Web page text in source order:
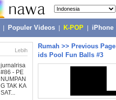
Populer Videos K-POP iPhone
Lebih
jurnalrisa
#86 - PE
NUMPAN
G TAK KA
SAT...
Rumah >> Previous Page
ids Pool Fun Balls #3